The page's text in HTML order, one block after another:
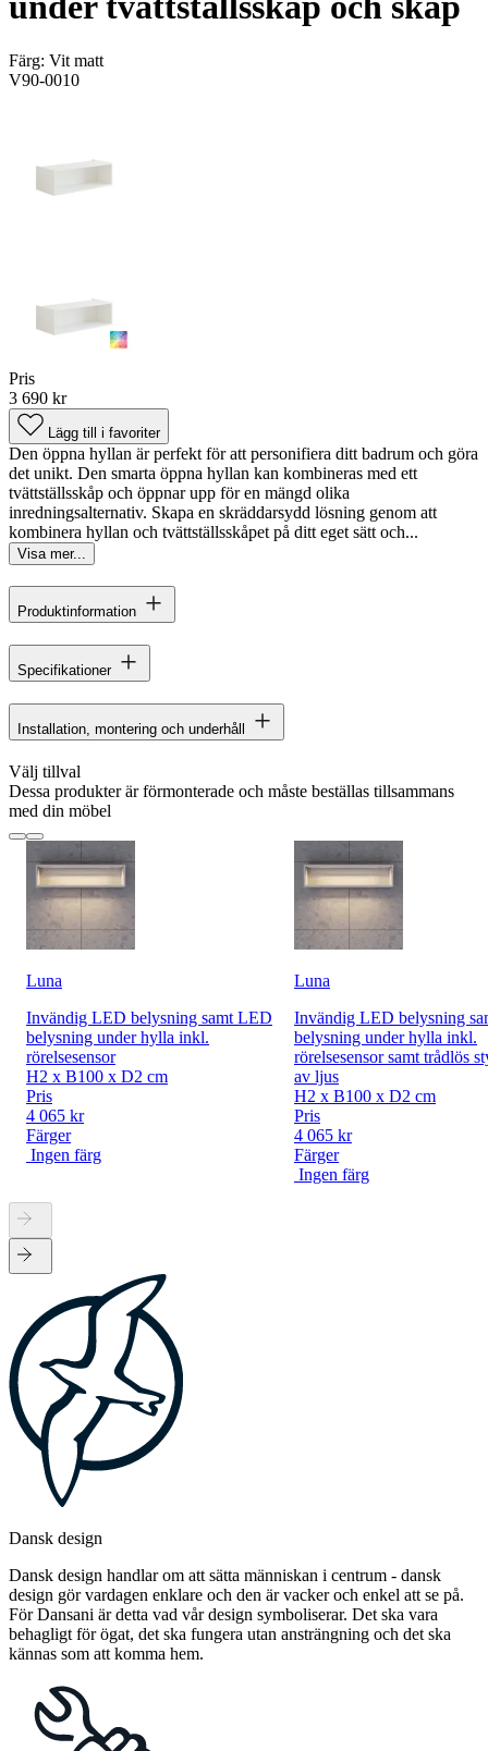
Färg: Vit matt
V90-0010
Pris
3 690 kr
Lägg till i favoriter
Den öppna hyllan är perfekt för att personifiera ditt badrum och göra
det unikt. Den smarta öppna hyllan kan kombineras med ett
tvättställsskåp och öppnar upp för en mängd olika
inredningsalternativ. Skapa en skräddarsydd lösning genom att
kombinera hyllan och tvättställsskåpet på ditt eget sätt och...
Visa mer...
Produktinformation
Specifikationer
Installation, montering och underhåll
Välj tillval
Dessa produkter är förmonterade och måste beställas tillsammans
med din möbel
Luna
Invändig LED belysning samt LED
belysning under hylla inkl.
rörelsesensor
H2 x B100 x D2 cm
Pris
4 065 kr
Färger
Ingen färg
Luna
Invändig LED belysning
belysning under hylla inkl.
rörelsesensor samt trådlös
av ljus
H2 x B100 x D2 cm
Pris
4 065 kr
Färger
Ingen färg
Dansk design
Dansk design handlar om att sätta människan i centrum - dansk
design gör vardagen enklare och den är vacker och enkel att se på.
För Dansani är detta vad vår design symboliserar. Det ska vara
behagligt för ögat, det ska fungera utan ansträngning och det ska
kännas som att komma hem.